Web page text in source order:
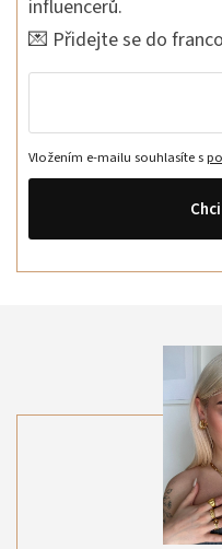
influencerů.
💌 Přidejte se do
Vložením e-mailu souhlasíte s